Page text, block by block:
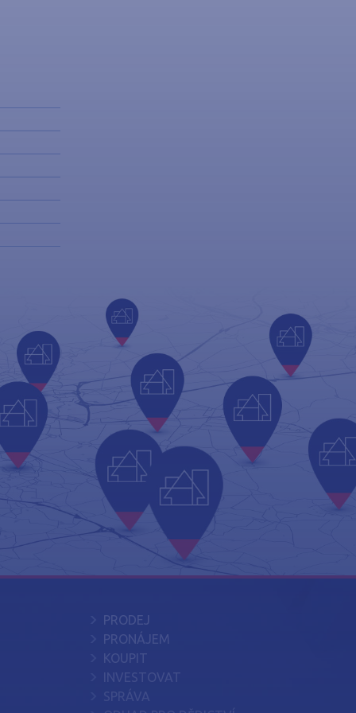
PRODEJ
PRONÁJEM
KOUPIT
INVESTOVAT
SPRÁVA